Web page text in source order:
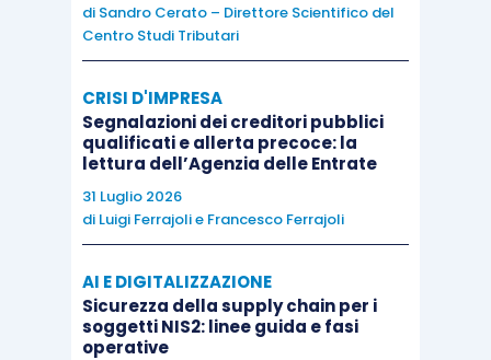
meno) e c’è sempre altro da fare.
farlo più in fretta?”. Ciò che conviene chiedersi è:
se dovessi costruire questo processo oggi, da
zero, lo costruirei esattamente così?E se non lo
facessimo per un mese, il cliente se ne
accorgerebbe?”
In molti casi la risposta rivela chestiamo
dedicando tempo a misurarecose che non
di Sandro Cerato – Direttore Scientifico del
Centro Studi Tributari
CRISI D'IMPRESA
Segnalazioni dei creditori pubblici
qualificati e allerta precoce: la
lettura dell’Agenzia delle Entrate
31 Luglio 2026
di Luigi Ferrajolie Francesco Ferrajoli
AI E DIGITALIZZAZIONE
Sicurezza della supply chain per i
soggetti NIS2: linee guida e fasi
operative